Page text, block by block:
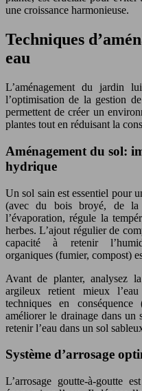
une croissance harmonieuse.
Techniques
eau
L’aménagement du jardin
l’optimisation de la gestion
permettent de créer un
plantes tout en réduisant la
Aménagement du sol:
hydrique
Un sol sain est essentiel pour
(avec du bois broyé, de la
l’évaporation, régule la
herbes. L’ajout régulier de
capacité à retenir
organiques (fumier, compost)
Avant de planter, analysez
argileux retient mieux
techniques en
améliorer le drainage dans
retenir l’eau dans un sol
Système d’arrosage
L’arrosage goutte-à-goutte